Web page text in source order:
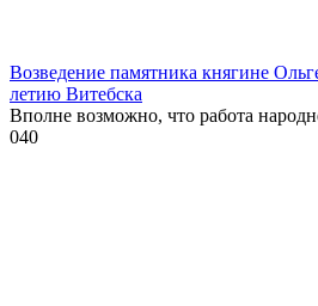
Возведение памятника княгине
летию Витебска
Вполне возможно, что работа
040